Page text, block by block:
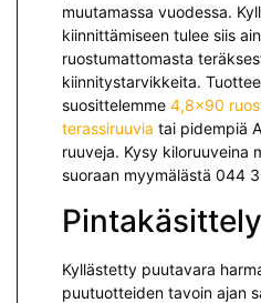
muutamassa vuodessa.
kiinnittämiseen tulee siis
ruostumattomasta
kiinnitystarvikkeita.
suosittelemme 4,8×90
terassiruuvia tai pidempiä
ruuveja. Kysy kiloruuveina
suoraan myymälästä 044
Pintakäsittely
Kyllästetty puutavara
puutuotteiden tavoin ajan